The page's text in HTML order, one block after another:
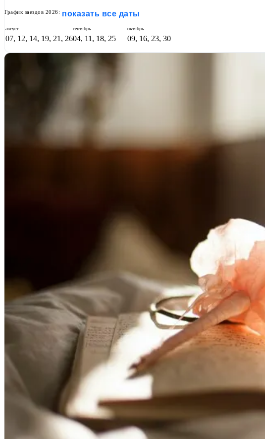
График заездов 2026: показать все даты
август
07, 12, 14, 19, 21, 26
сентябрь
04, 11, 18, 25
октябрь
09, 16, 23, 30